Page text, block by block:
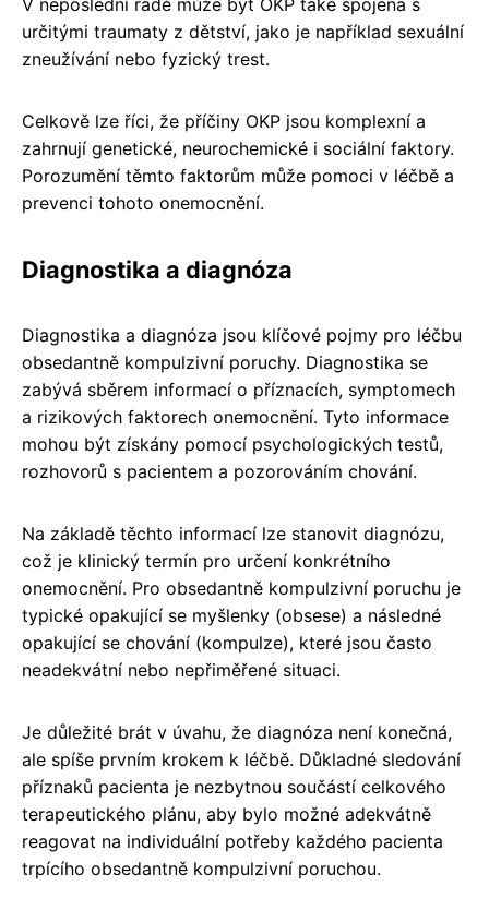
určitými traumaty z dětství, jako je například sexuální
zneužívání nebo fyzický trest.
Celkově lze říci, že příčiny OKP jsou komplexní a
zahrnují genetické, neurochemické i sociální faktory.
Porozumění těmto faktorům může pomoci v léčbě a
prevenci tohoto onemocnění.
Diagnostika a diagnóza
Diagnostika a diagnóza jsou klíčové pojmy pro léčbu
obsedantně kompulzivní poruchy. Diagnostika se
zabývá sběrem informací o příznacích, symptomech
a rizikových faktorech onemocnění. Tyto informace
mohou být získány pomocí psychologických testů,
rozhovorů s pacientem a pozorováním chování.
Na základě těchto informací lze stanovit diagnózu,
což je klinický termín pro určení konkrétního
onemocnění. Pro obsedantně kompulzivní poruchu je
typické opakující se myšlenky (obsese) a následné
opakující se chování (kompulze), které jsou často
neadekvátní nebo nepřiměřené situaci.
Je důležité brát v úvahu, že diagnóza není konečná,
ale spíše prvním krokem k léčbě. Důkladné sledování
příznaků pacienta je nezbytnou součástí celkového
terapeutického plánu, aby bylo možné adekvátně
reagovat na individuální potřeby každého pacienta
trpícího obsedantně kompulzivní poruchou.